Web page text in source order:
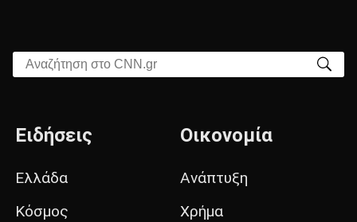
Αναζήτηση στο CNN.gr
Ειδήσεις
Ελλάδα
Κόσμος
Οικονομία
Ανάπτυξη
Χρήμα